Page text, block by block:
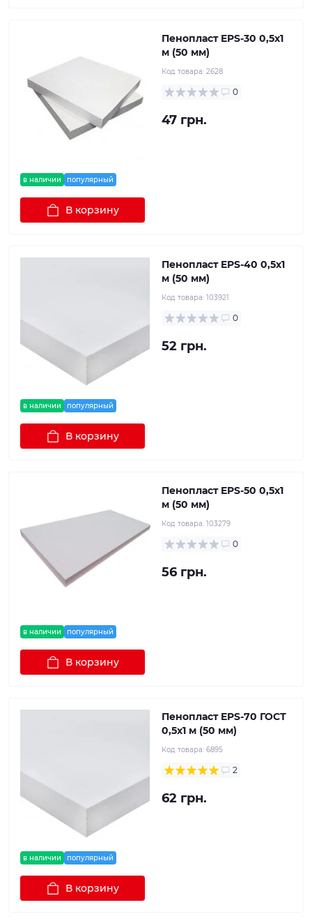
в наличии популярный
Пенопласт EPS-30 0,5х1
м (50 мм)
Код товара: 2628
0
47 грн.
В корзину
в наличии популярный
Пенопласт EPS-40 0,5x1
м (50 мм)
Код товара: 103921
0
52 грн.
В корзину
в наличии популярный
Пенопласт EPS-50 0,5х1
м (50 мм)
Код товара: 103279
0
56 грн.
В корзину
в наличии популярный
Пенопласт EPS-70 ГОСТ
0,5х1 м (50 мм)
Код товара: 6895
2
62 грн.
В корзину